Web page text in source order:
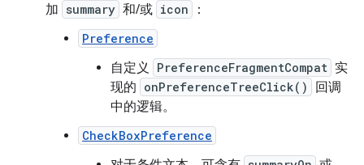
加 summary 和/或 icon ：
Preference
自定义 PreferenceFragmentCompat 实
现的 onPreferenceTreeClick()
回调
中的逻辑。
CheckBoxPreference